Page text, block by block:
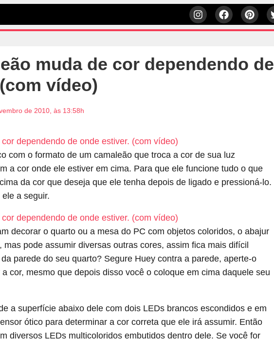
muda de cor dependendo de
vídeo)
de 2010, às 13:58h
com o formato de um camaleão que troca a cor de sua luz
a cor onde ele estiver em cima. Para que ele funcione tudo o que
da cor que deseja que ele tenha depois de ligado e pressioná-lo.
a seguir.
decorar o quarto ou a mesa do PC com objetos coloridos, o abajur
pode assumir diversas outras cores, assim fica mais difícil
parede do seu quarto? Segure Huey contra a parede, aperte-o
cor, mesmo que depois disso você o coloque em cima daquele seu
a superfície abaixo dele com dois LEDs brancos escondidos e em
ótico para determinar a cor correta que ele irá assumir. Então
diversos LEDs multicoloridos embutidos dentro dele. Se você for